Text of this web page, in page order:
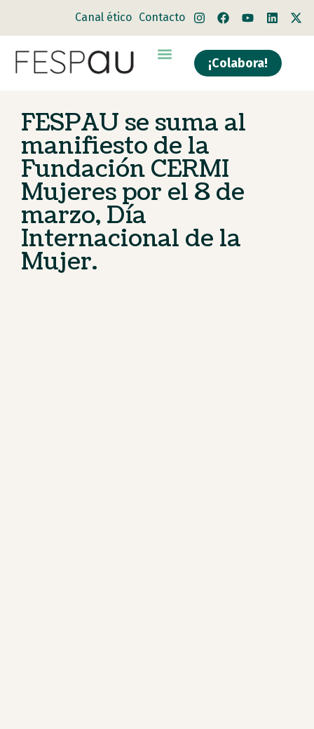
Canal ético Contacto
¡Colabora!
FESPAU se suma al
manifiesto de la
Fundación CERMI
Mujeres por el 8 de
marzo, Día
Internacional de la
Mujer.